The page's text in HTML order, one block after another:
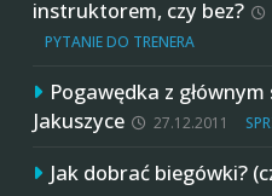
instruktorem, czy bez?
PYTANIE DO TRENERA
Pogawędka z
Jakuszyce
27.12.2011
Jak dobrać biegówki?